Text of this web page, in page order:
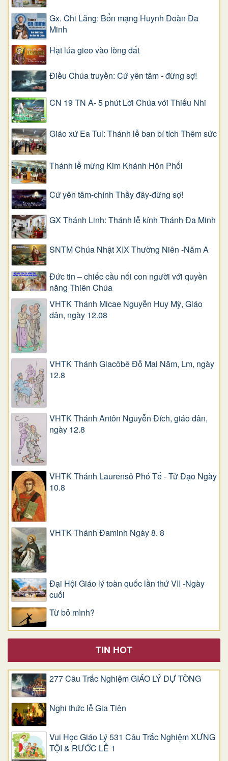
Gx. Chi Lăng: Bổn mạng Huynh Đoàn Đa
Minh
Hạt lúa gieo vào lòng đất
Điều Chúa truyền: Cứ yên tâm - đừng sợ!
CN 19 TN A- 5 phút Lời Chúa với Thiếu Nhi
Giáo xứ Ea Tul: Thánh lễ ban bí tích Thêm sức
Thánh lễ mừng Kim Khánh Hôn Phối
Cứ yên tâm-chính Thầy đây-đừng sợ!
GX Thánh Linh: Thánh lễ kính Thánh Đa Minh
SNTM Chúa Nhật XIX Thường Niên -Năm A
Đức tin – chiếc cầu nối con người với quyền
năng Thiên Chúa
VHTK Thánh Micae Nguyễn Huy Mỹ, Giáo
dân, ngày 12.08
VHTK Thánh Giacôbê Ðỗ Mai Năm, Lm, ngày
12.8
VHTK Thánh Antôn Nguyễn Ðích, giáo dân,
ngày 12.8
VHTK Thánh Laurensô Phó Tế - Tử Đạo Ngày
10.8
VHTK Thánh Đaminh Ngày 8. 8
Đại Hội Giáo lý toàn quốc lần thứ VII -Ngày
cuối
Từ bỏ mình?
TIN HOT
277 Câu Trắc Nghiệm GIÁO LÝ DỰ TÒNG
Nghi thức lễ Gia Tiên
Vui Học Giáo Lý 531 Câu Trắc Nghiệm XƯNG
TỘI & RƯỚC LỄ 1